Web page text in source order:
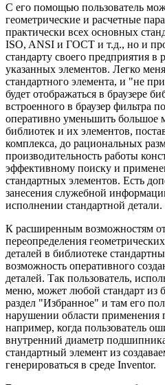
С его помощью пользователь
геометрические и расчетные
практически всех основных
ISO, ANSI и ГОСТ и т.д., но и
стандарту своего предприятия в
указанных элементов. Легко
стандартного элемента, и "не
будет отображаться в браузере
встроенного в браузер фильтра
оперативно уменьшить большое
библиотек и их элементов,
комплекса, до рациональных
производительность работы
эффективному поиску и
стандартных элементов. Есть
занесения служебной
исполнении стандартной детали.
К расширенным возможностям
переопределения
деталей в библиотеке
возможность оперативного
деталей. Так пользователь,
меню, может любой стандарт из
раздел "Избранное" и там его
нарушении области применения
например, когда пользователь
внутренний диаметр
стандартный элемент из
генерироваться в среде Inventor.